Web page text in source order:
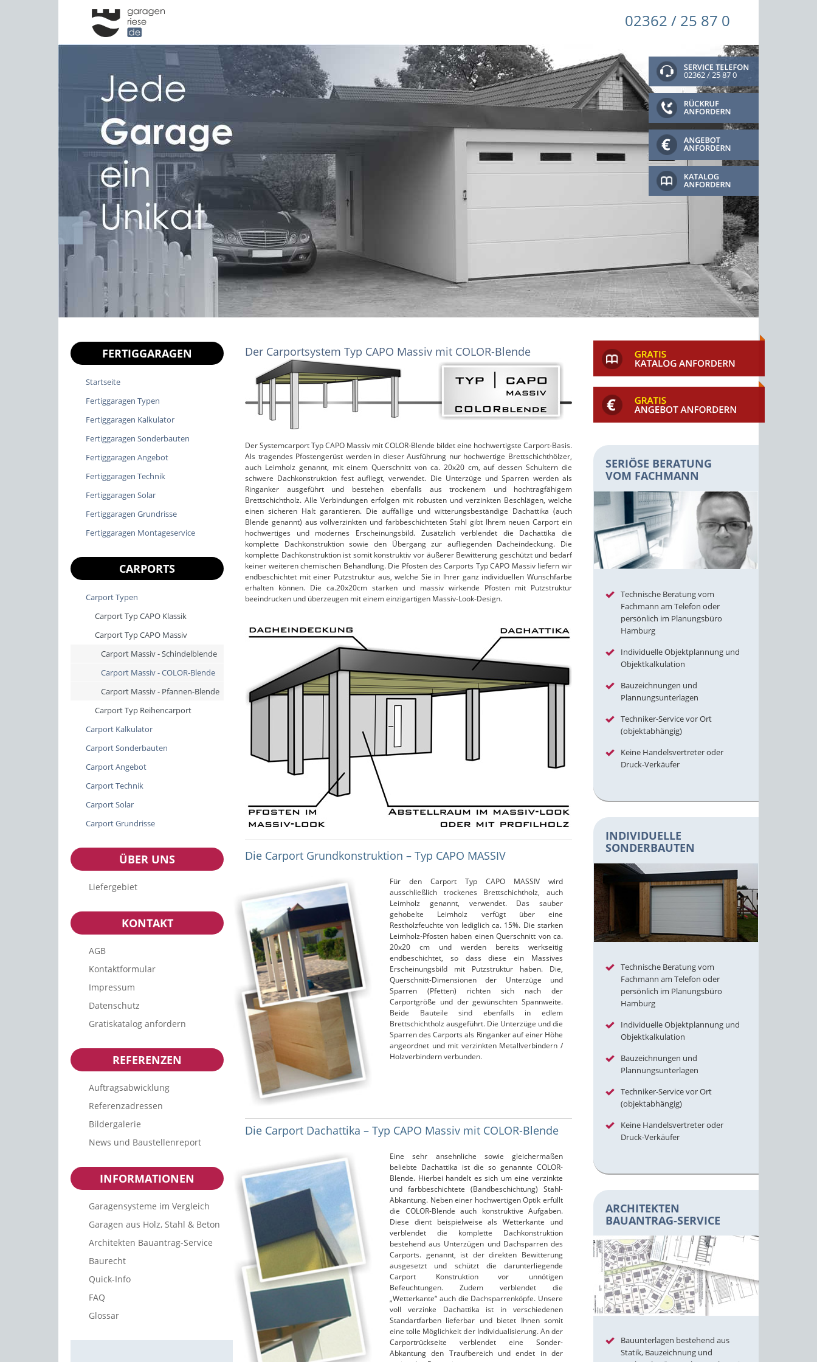
02362 / 25 87 0
02362 / 25 87 0
FERTIGGARAGEN
Startseite
Fertiggaragen Typen
Fertiggaragen Kalkulator
Fertiggaragen Sonderbauten
Fertiggaragen Angebot
Fertiggaragen Technik
Fertiggaragen Solar
Fertiggaragen Grundrisse
Fertiggaragen Montageservice
CARPORTS
Carport Typen
Carport Typ CAPO Klassik
Carport Typ CAPO Massiv
Carport Massiv - Schindelblende
Carport Massiv - COLOR-Blende
Carport Massiv - Pfannen-Blende
Carport Typ Reihencarport
Carport Kalkulator
Carport Sonderbauten
Carport Angebot
Carport Technik
Carport Solar
Carport Grundrisse
ÜBER UNS
Liefergebiet
KONTAKT
AGB
Kontaktformular
Impressum
Datenschutz
Gratiskatalog anfordern
REFERENZEN
Auftragsabwicklung
Referenzadressen
Bildergalerie
News und Baustellenreport
INFORMATIONEN
Garagensysteme im Vergleich
Garagen aus Holz, Stahl & Beton
Architekten Bauantrag-Service
Baurecht
Quick-Info
FAQ
Glossar
Der Carportsystem Typ CAPO Massiv mit COLOR-Blende
Der Systemcarport Typ CAPO Massiv mit COLOR-Blende bildet eine hochwertigste Carport-Basis.
Als tragendes Pfostengerüst werden in dieser Ausführung nur hochwertige Brettschichthölzer,
auch Leimholz genannt, mit einem Querschnitt von ca. 20x20 cm, auf dessen Schultern die
schwere Dachkonstruktion fest aufliegt, verwendet. Die Unterzüge und Sparren werden als
Ringanker ausgeführt und bestehen ebenfalls aus trockenem und hochtragfähigem
Brettschichtholz. Alle Verbindungen erfolgen mit robusten und verzinkten Beschlägen, welche
einen sicheren Halt garantieren. Die auffällige und witterungsbeständige Dachattika (auch
Blende genannt) aus vollverzinkten und farbbeschichteten Stahl gibt Ihrem neuen Carport ein
hochwertiges und modernes Erscheinungsbild. Zusätzlich verblendet die Dachattika die
komplette Dachkonstruktion sowie den Übergang zur aufliegenden Dacheindeckung. Die
komplette Dachkonstruktion ist somit konstruktiv vor äußerer Bewitterung geschützt und bedarf
keiner weiteren chemischen Behandlung. Die Pfosten des Carports Typ CAPO Massiv liefern wir
endbeschichtet mit einer Putzstruktur aus, welche Sie in Ihrer ganz individuellen Wunschfarbe
erhalten können. Die ca.20x20cm starken und massiv wirkende Pfosten mit Putzstruktur
beeindrucken und überzeugen mit einem einzigartigen Massiv-Look-Design.
Die Carport Grundkonstruktion – Typ CAPO MASSIV
Für den Carport Typ CAPO MASSIV wird
ausschließlich trockenes Brettschichtholz, auch
Leimholz genannt, verwendet. Das sauber
gehobelte Leimholz verfügt über eine
Restholzfeuchte von lediglich ca. 15%. Die starken
Leimholz-Pfosten haben einen Querschnitt von ca.
20x20 cm und werden bereits werkseitig
endbeschichtet, so dass diese ein Massives
Erscheinungsbild mit Putzstruktur haben. Die,
Querschnitt-Dimensionen der Unterzüge und
Sparren (Pfetten) richten sich nach der
Carportgröße und der gewünschten Spannweite.
Beide Bauteile sind ebenfalls in edlem
Brettschichtholz ausgeführt. Die Unterzüge und die
Sparren des Carports als Ringanker auf einer Höhe
angeordnet und mit verzinkten Metallverbindern /
Holzverbindern verbunden.
Die Carport Dachattika – Typ CAPO Massiv mit COLOR-Blende
Eine sehr ansehnliche sowie gleichermaßen
beliebte Dachattika ist die so genannte COLOR-
Blende. Hierbei handelt es sich um eine verzinkte
und farbbeschichtete (Bandbeschichtung) Stahl-
Abkantung. Neben einer hochwertigen Optik erfüllt
die COLOR-Blende auch konstruktive Aufgaben.
Diese dient beispielweise als Wetterkante und
verblendet die komplette Dachkonstruktion
bestehend aus Unterzügen und Dachsparren des
Carports. genannt, ist der direkten Bewitterung
ausgesetzt und schützt die darunterliegende
Carport Konstruktion vor unnötigen
Befeuchtungen. Zudem verblendet die
„Wetterkante“ auch die Dachsparrenköpfe. Unsere
voll verzinke Dachattika ist in verschiedenen
Standartfarben lieferbar und bietet Ihnen somit
eine tolle Möglichkeit der Individualisierung. An der
Carportrückseite verblendet eine Sonder-
Abkantung den Traufbereich und endet in der
SERIÖSE BERATUNG
VOM FACHMANN
Technische Beratung vom
Fachmann am Telefon oder
persönlich im Planungsbüro
Hamburg
Individuelle Objektplannung und
Objektkalkulation
Bauzeichnungen und
Plannungsunterlagen
Techniker-Service vor Ort
(objektabhängig)
Keine Handelsvertreter oder
Druck-Verkäufer
INDIVIDUELLE
SONDERBAUTEN
Technische Beratung vom
Fachmann am Telefon oder
persönlich im Planungsbüro
Hamburg
Individuelle Objektplannung und
Objektkalkulation
Bauzeichnungen und
Plannungsunterlagen
Techniker-Service vor Ort
(objektabhängig)
Keine Handelsvertreter oder
Druck-Verkäufer
ARCHITEKTEN
BAUANTRAG-SERVICE
Bauunterlagen bestehend aus
Statik, Bauzeichnung und